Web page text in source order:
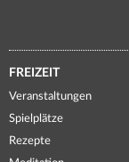
FREIZEIT
Veranstaltungen
Spielplätze
Rezepte